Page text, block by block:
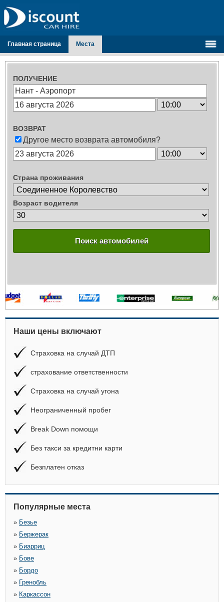
Главная страница Места
ПОЛУЧЕНИЕ
ВОЗВРАТ
Другое место возврата автомобиля?
Страна проживания
Возраст водителя
Поиск автомобилей
Наши цены включают
Страховка на случай ДТП
страхование ответственности
Страховка на случай угона
Неограниченный пробег
Break Down помощи
Без такси за кредитни карти
Безплатен отказ
Популярные места
» Безье
» Бержерак
» Биарриц
» Бове
» Бордо
» Гренобль
» Каркассон